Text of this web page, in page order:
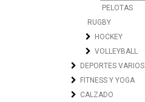
PELOTAS
RUGBY
HOCKEY
VOLLEYBALL
DEPORTES VARIOS
FITNESS Y YOGA
CALZADO